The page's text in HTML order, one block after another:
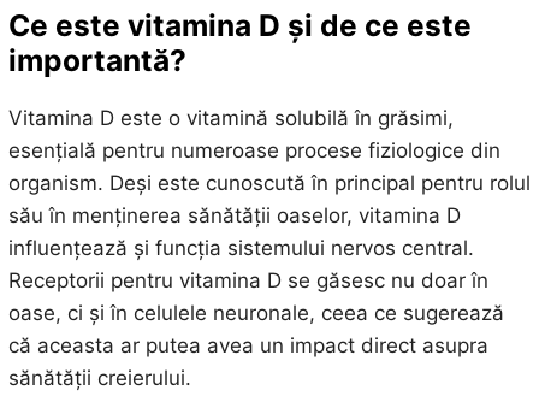
Ce este vitamina D și de ce este
importantă?
Vitamina D este o vitamină solubilă în grăsimi,
esențială pentru numeroase procese fiziologice din
organism. Deși este cunoscută în principal pentru rolul
său în menținerea sănătății oaselor, vitamina D
influențează și funcția sistemului nervos central.
Receptorii pentru vitamina D se găsesc nu doar în
oase, ci și în celulele neuronale, ceea ce sugerează
că aceasta ar putea avea un impact direct asupra
sănătății creierului.